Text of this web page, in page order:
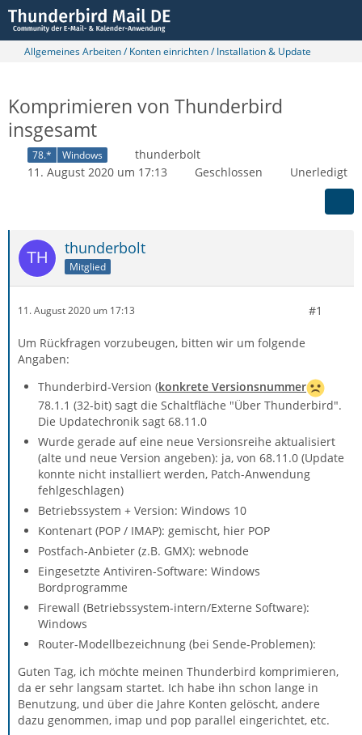
Allgemeines Arbeiten / Konten einrichten / Installation & Update
Komprimieren von Thunderbird
insgesamt
78.* Windows
thunderbolt
11. August 2020 um 17:13
Geschlossen Unerledigt
thunderbolt
Mitglied
11. August 2020 um 17:13 #1
Um Rückfragen vorzubeugen, bitten wir um folgende
Angaben:
Thunderbird-Version (konkrete Versionsnummer
78.1.1 (32-bit) sagt die Schaltfläche "Über Thunderbird".
Die Updatechronik sagt 68.11.0
Wurde gerade auf eine neue Versionsreihe aktualisiert
(alte und neue Version angeben): ja, von 68.11.0 (Update
konnte nicht installiert werden, Patch-Anwendung
fehlgeschlagen)
Betriebssystem + Version: Windows 10
Kontenart (POP / IMAP): gemischt, hier POP
Postfach-Anbieter (z.B. GMX): webnode
Eingesetzte Antiviren-Software: Windows
Bordprogramme
Firewall (Betriebssystem-intern/Externe Software):
Windows
Router-Modellbezeichnung (bei Sende-Problemen):
Guten Tag, ich möchte meinen Thunderbird komprimieren,
da er sehr langsam startet. Ich habe ihn schon lange in
Benutzung, und über die Jahre Konten gelöscht, andere
dazu genommen, imap und pop parallel eingerichtet, etc.